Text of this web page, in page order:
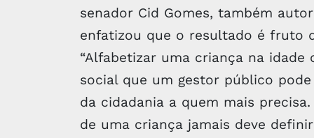
senador Cid Gomes, também
enfatizou que o resultado é fruto
“Alfabetizar uma criança na
social que um gestor público
da cidadania a quem mais
de uma criança jamais deve